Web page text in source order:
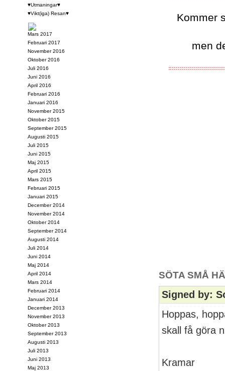
Kommer
men
SÖTA SMÅ
Signed by:
Hoppas,
skall få göra
Kramar
♥Utmaningar♥
♥Vikt(iga) Resan♥
Mars 2017
Februari 2017
November 2016
Oktober 2016
Juli 2016
Juni 2016
April 2016
Februari 2016
Januari 2016
November 2015
Oktober 2015
September 2015
Augusti 2015
Juli 2015
Juni 2015
Maj 2015
April 2015
Mars 2015
Februari 2015
Januari 2015
December 2014
November 2014
Oktober 2014
September 2014
Augusti 2014
Juli 2014
Juni 2014
Maj 2014
April 2014
Mars 2014
Februari 2014
Januari 2014
December 2013
November 2013
Oktober 2013
September 2013
Augusti 2013
Juli 2013
Juni 2013
Maj 2013